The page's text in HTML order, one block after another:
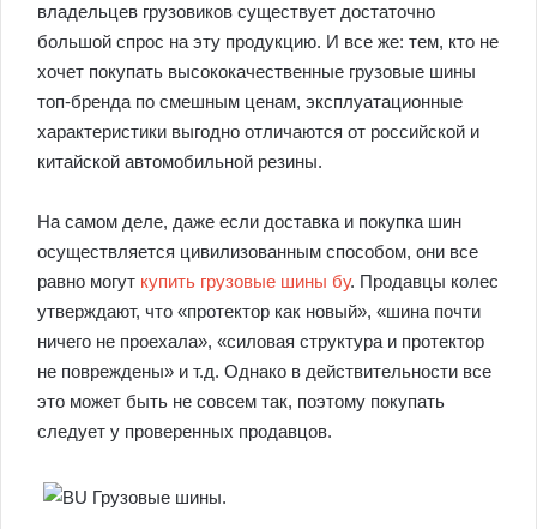
владельцев грузовиков существует достаточно
большой спрос на эту продукцию. И все же: тем, кто не
хочет покупать высококачественные грузовые шины
топ-бренда по смешным ценам, эксплуатационные
характеристики выгодно отличаются от российской и
китайской автомобильной резины.
На самом деле, даже если доставка и покупка шин
осуществляется цивилизованным способом, они все
равно могут купить грузовые шины бу. Продавцы колес
утверждают, что «протектор как новый», «шина почти
ничего не проехала», «силовая структура и протектор
не повреждены» и т.д. Однако в действительности все
это может быть не совсем так, поэтому покупать
следует у проверенных продавцов.